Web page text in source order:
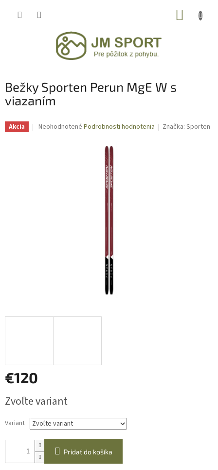
Bežky Sporten Perun MgE W s
viazaním
Akcia
Priemerné
Neohodnotené Podrobnosti hodnotenia Značka:Sporten
€120
cena:
Zvoľte variant
Variant
Pridať do košíka